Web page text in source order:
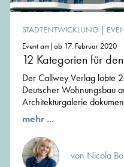
STADTENTWICKLUNG |
Event am|ab 17. Februar 2020
12 Kategorien für
Der Callwey Verlag lobte
Deutscher Wohnungsbau
Architekturgalerie
mehr ...
von Nicola